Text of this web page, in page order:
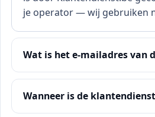
je operator — wij gebruiken
Wat is het e-mailadres van
Wanneer is de